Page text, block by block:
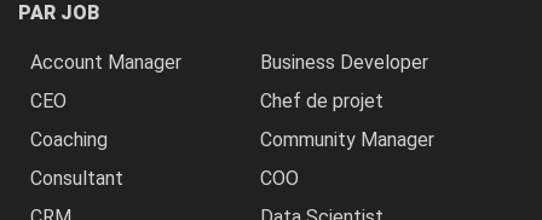
PAR JOB
Account Manager
Business Developer
CEO
Chef de projet
Coaching
Community Manager
Consultant
COO